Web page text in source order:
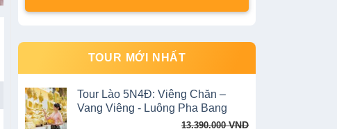
TOUR MỚI NHẤT
Tour Lào 5N4Đ: Viêng Chăn –
Vang Viêng - Luông Pha Bang
13.390.000VND